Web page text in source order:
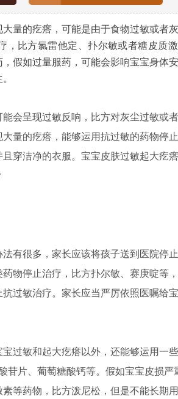
的疙瘩，可能是由于食物过敏或者
，比方氯雷他定、扑尔敏或者糖皮质
假如过量服药，可能会影响宝宝身体
呈现过敏反响，比方对灰尘过敏或
量的疙瘩，能够运用抗过敏的药物停止
穿洁净的衣服。宝宝皮肤过敏起大疙
很多，家长应该将孩子送到医院停
物停止治疗，比方扑尔敏、赛庚啶等
过敏治疗。家长应当严厉依照医嘱给
敏和起大疙瘩以外，还能够运用一
苷片、葡萄糖酸钙等。假如宝宝皮损严
等药物，比方泼尼松，但是不能长期